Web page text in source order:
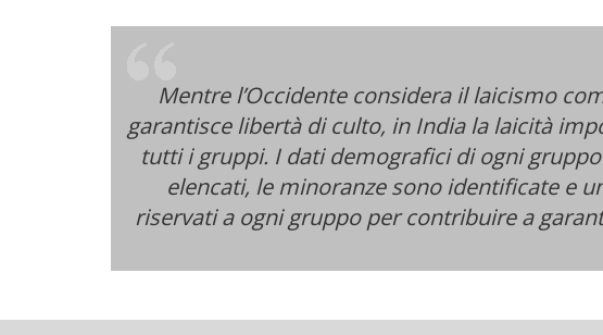
Mentre l’Occidente considera il laicismo
garantisce libertà di culto, in India la laicità
tutti i gruppi. I dati demografici di ogni
elencati, le minoranze sono identificate e
riservati a ogni gruppo per contribuire a